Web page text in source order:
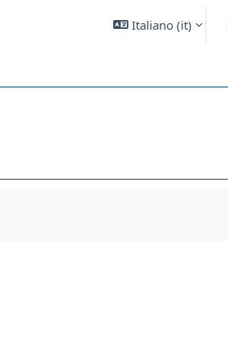
Italiano ‎(it)‎